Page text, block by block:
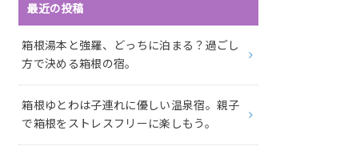
最近の投稿
箱根湯本と強羅、どっちに泊まる？過ごし
方で決める箱根の宿。
箱根ゆとわは子連れに優しい温泉宿。親子
で箱根をストレスフリーに楽しもう。